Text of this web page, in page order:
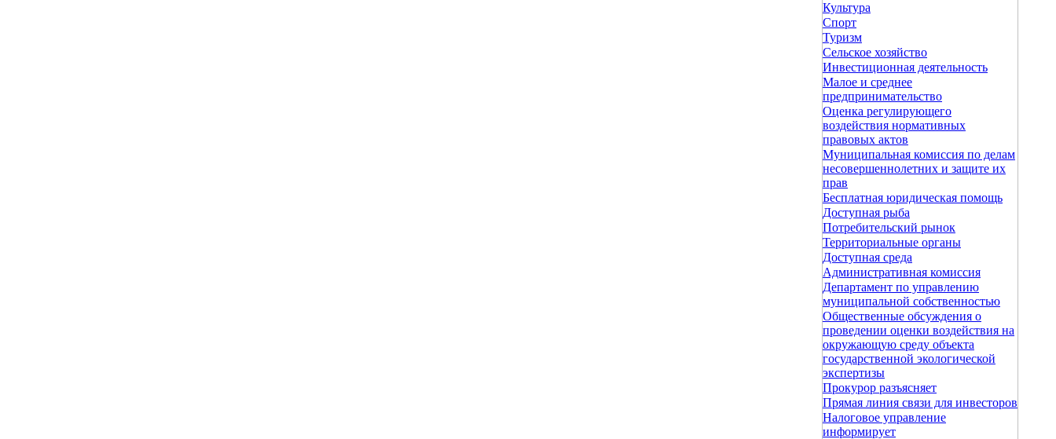
Культура
Спорт
Туризм
Сельское хозяйство
Инвестиционная деятельность
Малое и среднее
предпринимательство
Оценка регулирующего
воздействия нормативных
правовых актов
Муниципальная комиссия по делам
несовершеннолетних и защите их
прав
Бесплатная юридическая помощь
Доступная рыба
Потребительский рынок
Территориальные органы
Доступная среда
Административная комиссия
Департамент по управлению
муниципальной собственностью
Общественные обсуждения о
проведении оценки воздействия на
окружающую среду объекта
государственной экологической
экспертизы
Прокурор разъясняет
Прямая линия связи для инвесторов
Налоговое управление
информирует